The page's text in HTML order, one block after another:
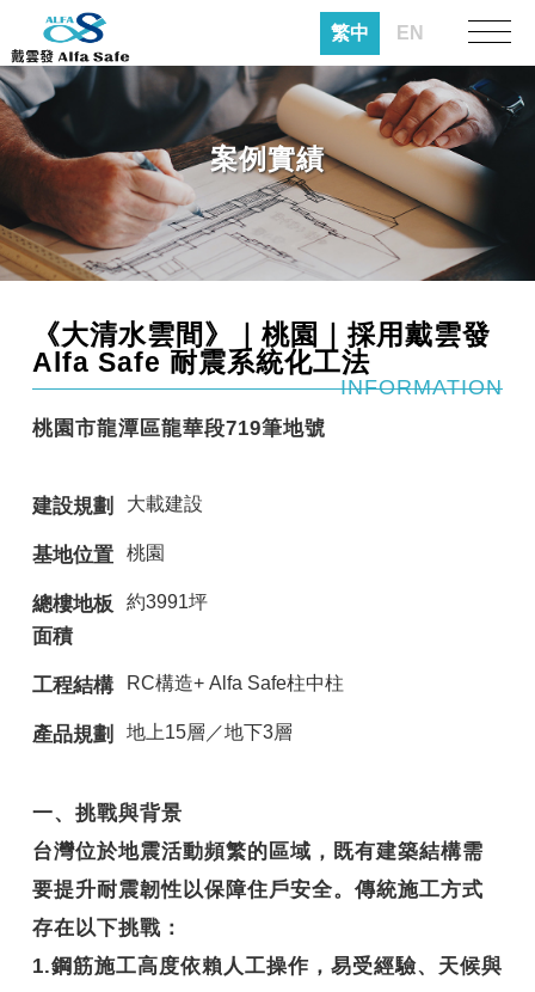
繁中 EN
案例實績
《大清水雲間》｜桃園｜採用戴雲發
Alfa Safe 耐震系統化工法
INFORMATION
桃園市龍潭區龍華段719筆地號
建設規劃 大載建設
基地位置 桃園
總樓地板
面積
約3991坪
工程結構 RC構造+ Alfa Safe柱中柱
產品規劃 地上15層／地下3層
一、挑戰與背景
台灣位於地震活動頻繁的區域，既有建築結構需
要提升耐震韌性以保障住戶安全。傳統施工方式
存在以下挑戰：
1.鋼筋施工高度依賴人工操作，易受經驗、天候與